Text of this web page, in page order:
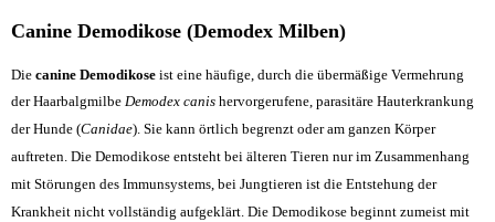
Canine Demodikose (Demodex Milben)
Die canine Demodikose ist eine häufige, durch die übermäßige Vermehrung
derHaarbalgmilbe Demodex canis hervorgerufene, parasitäre Hauterkrankung
der Hunde (Canidae). Sie kann örtlich begrenzt oder am ganzen Körper
auftreten. Die Demodikose entsteht bei älteren Tieren nur im Zusammenhang
mit Störungen des Immunsystems, bei Jungtieren ist die Entstehung der
Krankheit nicht vollständig aufgeklärt. Die Demodikose beginnt zumeist mit